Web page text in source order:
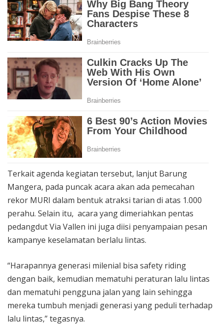
Terkait agenda kegiatan tersebut, lanjut Barung
Mangera, pada puncak acara akan ada pemecahan
rekor MURI dalam bentuk atraksi tarian di atas 1.000
perahu. Selain itu, acara yang dimeriahkan pentas
pedangdut Via Vallen ini juga diisi penyampaian pesan
kampanye keselamatan berlalu lintas.
“Harapannya generasi milenial bisa safety riding
dengan baik, kemudian mematuhi peraturan lalu lintas
dan mematuhi pengguna jalan yang lain sehingga
mereka tumbuh menjadi generasi yang peduli terhadap
lalu lintas,” tegasnya.